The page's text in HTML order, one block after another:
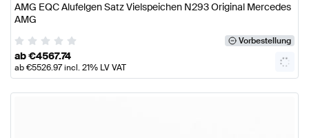
AMG EQC Alufelgen Satz Vielspeichen N293 Original Mercedes
AMG
Vorbestellung
ab€4567.74
ab€5526.97incl. 21% LV VAT